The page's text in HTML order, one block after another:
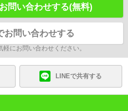
問い合わせする(無料)
お問い合わせする
にお問い合わせください。
LINEで共有する